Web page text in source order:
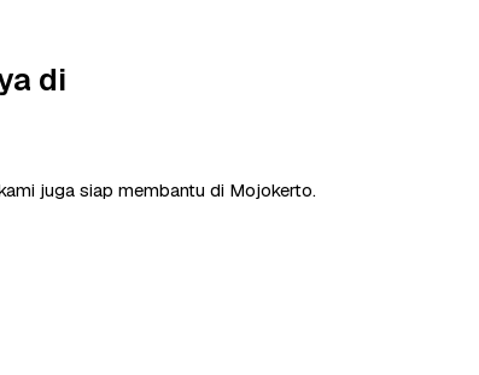
di
juga siap membantu di Mojokerto.